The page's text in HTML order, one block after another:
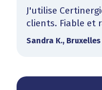
J'utilise
clients. Fiable et
Sandra K.,